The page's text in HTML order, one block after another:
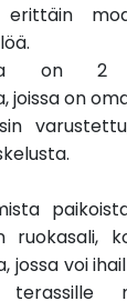
erittäin
on 2
joissa on
ruokasali,
jossa voi